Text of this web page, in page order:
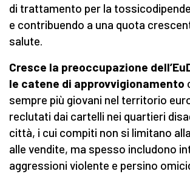
di trattamento per la
e contribuendo a una quota
salute.
Cresce la preoccupazione
le catene di approvvigionamento
sempre più giovani nel territorio
reclutati dai cartelli nei quartieri
città, i cui compiti non si limitano
alle vendite, ma spesso includono
aggressioni violente e persino